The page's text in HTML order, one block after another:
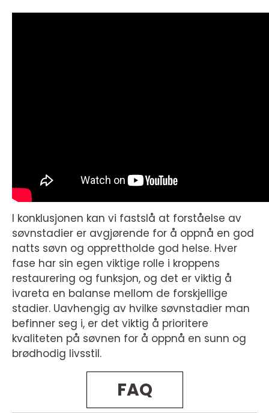
I konklusjonen kan vi fastslå at forståelse av
søvnstadier er avgjørende for å oppnå en god
natts søvn og opprettholde god helse. Hver
fase har sin egen viktige rolle i kroppens
restaurering og funksjon, og det er viktig å
ivareta en balanse mellom de forskjellige
stadier. Uavhengig av hvilke søvnstadier man
befinner seg i, er det viktig å prioritere
kvaliteten på søvnen for å oppnå en sunn og
brødhodig livsstil.
FAQ